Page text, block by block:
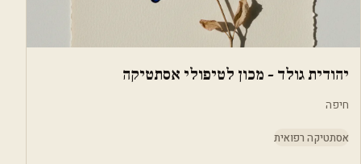
יהודית גולד - מכון לטיפולי אסתטיקה
חיפה
אסתטיקה רפואית